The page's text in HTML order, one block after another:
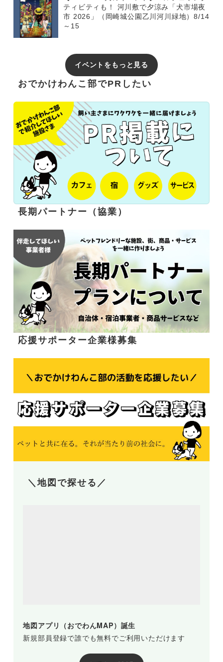
ティビティも！ 河川敷で夕涼み「犬市場夜
市 2026」（岡崎城公園乙川河川緑地）8/14
～15
イベントをもっと見る
おでかけわんこ部でPRしたい
長期パートナー（協業）
応援サポーター企業様募集
＼地図で探せる／
地図アプリ（おでわんMAP）誕生
新規部員登録で誰でも無料でご利用いただけます